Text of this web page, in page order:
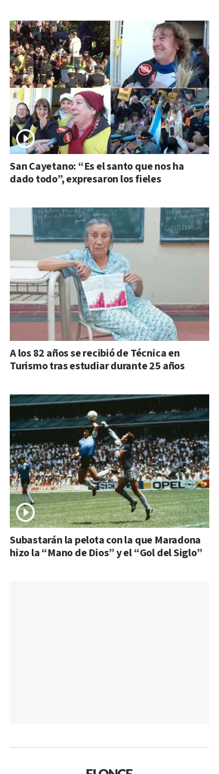
San Cayetano: “Es el santo que nos ha
dado todo”, expresaron los fieles
A los 82 años se recibió de Técnica en
Turismo tras estudiar durante 25 años
Subastarán la pelota con la que Maradona
hizo la “Mano de Dios” y el “Gol del Siglo”